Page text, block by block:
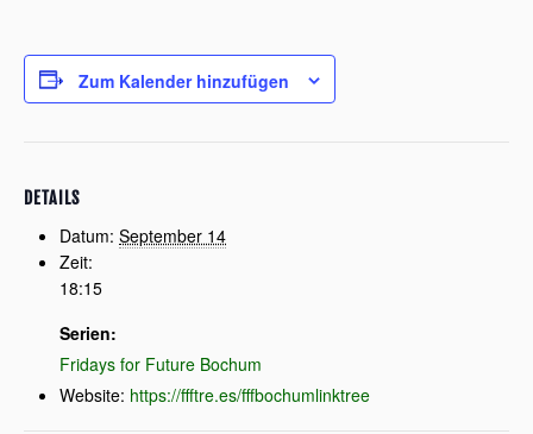
Zum Kalender hinzufügen
DETAILS
Datum: September 14
Zeit:
18:15
Serien:
Fridays for Future Bochum
Website: https://ffftre.es/fffbochumlinktree